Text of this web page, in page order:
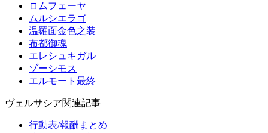
ロムフェーヤ
ムルシエラゴ
温羅面金色之装
布都御魂
エレシュキガル
ゾーシモス
エルモート最終
ヴェルサシア関連記事
行動表/報酬まとめ